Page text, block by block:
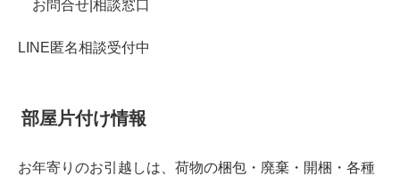
お問合せ|相談窓口
LINE匿名相談受付中
部屋片付け情報
お年寄りのお引越しは、荷物の梱包・廃棄・開梱・各種